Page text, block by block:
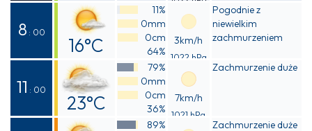
Odczuwalna
13°C
8 : 00
16°C
Odczuwalna
16°C
11%
0mm
0cm
64%
3km/h
1022 hPa
Pogodnie z
niewielkim
zachmurzeniem
11 : 00
23°C
Odczuwalna
79%
0mm
0cm
36%
7km/h
1021 hPa
Zachmurzenie duże
89%
Zachmurzenie duże